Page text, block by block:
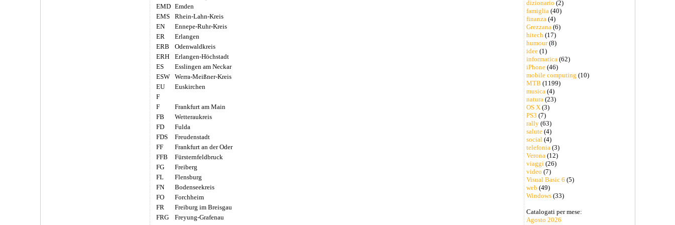
EMD Emden
EMS
Rhein-Lahn-Kreis
EN
Ennepe-Ruhr-Kreis
ER
Erlangen
ERB
Odenwaldkreis
ERH
Erlangen-Höchstadt
ES
Esslingen am Neckar
ESW
Werra-Meißner-Kreis
EU
Euskirchen
F
F
Frankfurt am Main
FB
Wetteraukreis
FD
Fulda
FDS
Freudenstadt
FF
Frankfurt an der Oder
FFB
Fürsternfeldbruck
FG
Freiberg
FL
Flensburg
FN
Bodenseekreis
FO
Forchheim
FR
Freiburg im Breisgau
FRG
Freyung-Grafenau
dizionario (2)
famiglia(40)
finanza(4)
Grezzana(6)
hitech(17)
humour(8)
idee(1)
informatica(62)
iPhone(46)
mobile computing (10)
MTB (1199)
musica(4)
natura(23)
OS X(3)
PS3 (7)
rally(63)
salute(4)
social(4)
telefonia(3)
Verona(12)
viaggi(26)
video (7)
Visual Basic 6 (5)
web (49)
Windows(33)
Catalogati per mese:
Agosto 2026